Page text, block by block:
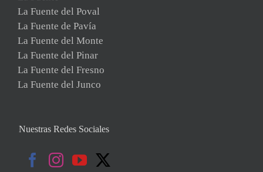
La Fuente del Poval
La Fuente de Pavía
La Fuente del Monte
La Fuente del Pinar
La Fuente del Fresno
La Fuente del Junco
Nuestras Redes Sociales